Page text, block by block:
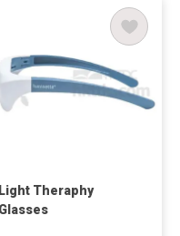
Light Theraphy
Glasses